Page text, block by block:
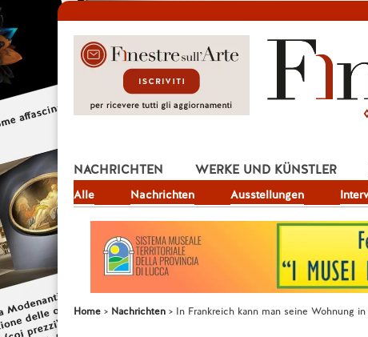
NACHRICHTEN
Alle Nachrichten Ausstellungen
WERKE UND KÜNSTLER
JOB
Home Nachrichten In Frankreich kann man seine Wohnung